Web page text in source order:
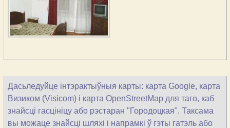
Дасьледуйце інтэрактыўныя карты: карта Google, карта
Визиком (Visicom) і карта OpenStreetMap для таго, каб
знайсці гасцініцу або рэстаран "Городоцкая". Таксама
вы можаце знайсці шляхі і напрамкі ў гэты гатэль або